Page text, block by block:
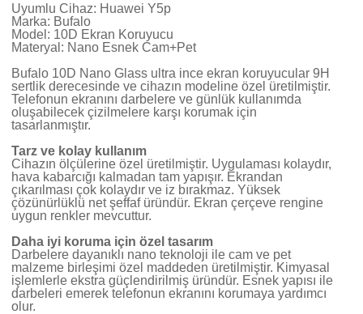
Uyumlu Cihaz: Huawei Y5p
Marka: Bufalo
Model: 10D Ekran Koruyucu
Materyal: Nano Esnek Cam+Pet
Bufalo 10D Nano Glass ultra ince ekran koruyucular 9H
sertlik derecesinde ve cihazın modeline özel üretilmiştir.
Telefonun ekranını darbelere ve günlük kullanımda
oluşabilecek çizilmelere karşı korumak için
tasarlanmıştır.
Tarz ve kolay kullanım
Cihazın ölçülerine özel üretilmiştir. Uygulaması kolaydır,
hava kabarcığı kalmadan tam yapışır. Ekrandan
çıkarılması çok kolaydır ve iz bırakmaz. Yüksek
çözünürlüklü net şeffaf üründür. Ekran çerçeve rengine
uygun renkler mevcuttur.
Daha iyi koruma için özel tasarım
Darbelere dayanıklı nano teknoloji ile cam ve pet
malzeme birleşimi özel maddeden üretilmiştir. Kimyasal
işlemlerle ekstra güçlendirilmiş üründür. Esnek yapısı ile
darbeleri emerek telefonun ekranını korumaya yardımcı
olur.